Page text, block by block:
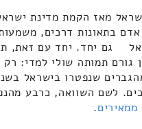
מאז הקמת מדינת
בתאונות דרכים,
גם יחד. יחד עם זאת,
לשם השוואה, כרבע
ממאירים.